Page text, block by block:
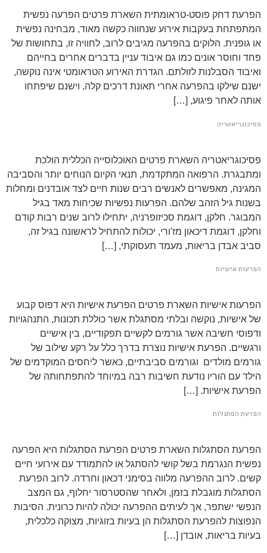
הפרעת דחק פוסט-טראומתית השארת פרטים הפרעה נפשית
המתפתחת בעקבות אירוע שנחווה כקשה מאוד, מבחינה נפשית
או גופנית. הלוקים בהפרעה מגיבים לרוב, לחוויה זו, בתחושות של
פחד וחוסר אונים כמו גם איבוד עניין בדברים אחרים בחייהם
ואיבוד הסבלנות לזולתם. הגדרת האירוע הטראומטי אינה נוקשה,
ישנם שילקו בהפרעה אחרי תאונת דרכים קלה, וישנם שיפתחו
אותה לאחר פיגוע, […]
פסיכוגריאטריה
פסיכוגריאטריה השארת פרטים האוכלוסייה הכללית הולכת
ומתבגרת. הרפואה המתקדמת, תנאי הקיום הנוחים יותר והסביבה
המגינה, מאפשרים לאנשים רבים שנות חיים לצד אובדנים ומחלות
בשנות גיל הזהב שלהם. הפרעות נפשיות שכיחות מאד בגיל
המבוגר. חלקן, דוגמת סכיזופרניה, יתחילו לרוב שנים רבות קודם
וחלקן, דוגמת דיכאון מז'ורי, יכולות להתחיל לראשונה בגיל זה,
סביב אבדן בריאות, מעמד תעסוקתי, […]
הפרעות אישיות
הפרעות אישיות השארת פרטים הפרעת אישיות היא דפוס קבוע
של אישיות, נוקשה ובלתי מסתגלת אשר כוללת תכונות, התנהגויות
ודפוסי חשיבה אשר גורמים לקשיים תפקודיים, בין אישיים
ורגשיים. הפרעת אישיות נוצרת בדרך כלל על רקע שילוב של
גורמים מולדים וגורמים סביבתיים, כאשר ליחסים המוקדמים של
הילד עם הוריו נודעת חשיבות רבה במיוחד להתפתחותה של
הפרעת אישיות. […]
הפרעת הסתגלות
הפרעת הסתגלות השארת פרטים הפרעת הסתגלות היא הפרעה
נפשית הנגרמת בשל קושי להסתגל או להתמודד עם אירועי חיים
קשים. לרוב ההפרעה מלווה בסימני דכאון וחרדה. לרוב הפרעת
הסתגלות מוגבלת בזמן, ולאחר שהסטרסור יחלוף, גם המצב
הנפשי ישתפר, אך לעיתים ההפרעה יכולה להיות כרונית. הסיבות
הנפוצות להפרעת הסתגלות הן בעיות בזוגיות, מצוקה כלכלית,
בעיות בריאות, אובדן […]